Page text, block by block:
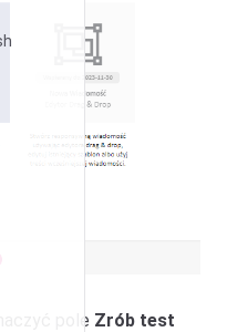
pole Zrób test